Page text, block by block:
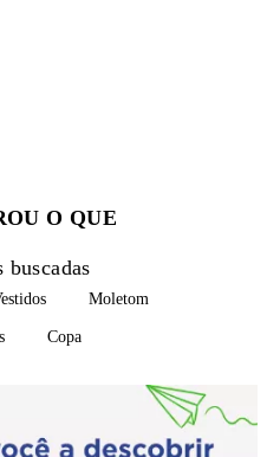
O QUE
Moletom
Copa